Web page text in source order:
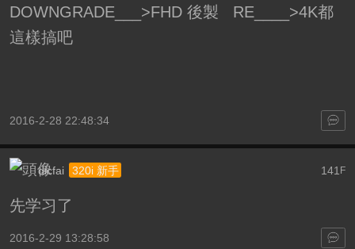
DOWNGRADE___>FHD 後製 RE____>4K都
這樣搞吧
2016-2-28 22:48:34
141 F
dicfai 320i 新手
先学习了
2016-2-29 13:28:58